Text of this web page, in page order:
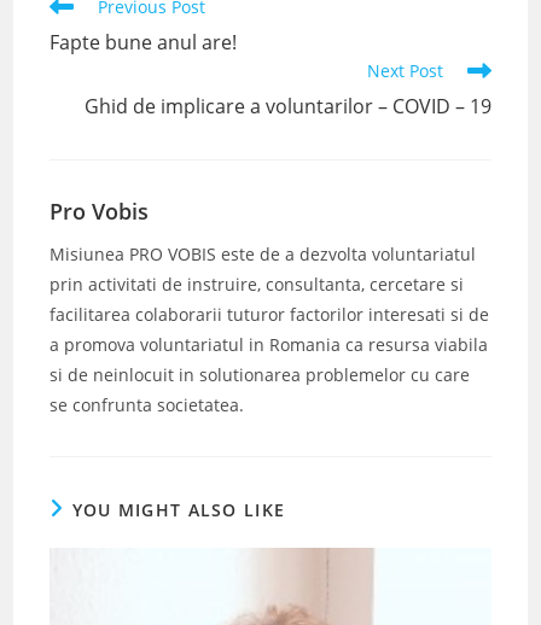
Read
articles
Previous Post
Fapte bune anul are!
Next Post
Ghid de implicare a voluntarilor – COVID – 19
Pro Vobis
Misiunea PRO VOBIS este de a dezvolta voluntariatul
prin activitati de instruire, consultanta, cercetare si
facilitarea colaborarii tuturor factorilor interesati si de
a promova voluntariatul in Romania ca resursa viabila
si de neinlocuit in solutionarea problemelor cu care
se confrunta societatea.
YOU MIGHT ALSO LIKE